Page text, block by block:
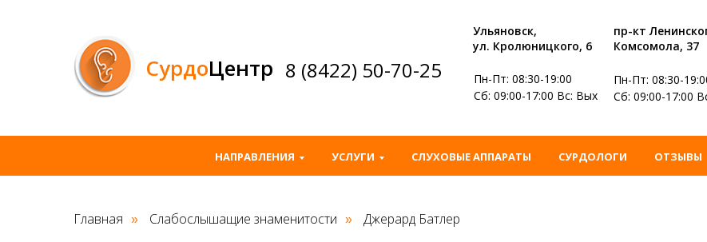
8 (8422) 50-70-25
СурдоЦентр
пр-кт
Комсомола, 37
Пн-Пт: 08:30-
Сб: 09:00-17:00
Ульяновск,
ул. Кролюницкого, 6
Пн-Пт: 08:30-19:00
Сб: 09:00-17:00 Вс: Вых
НАПРАВЛЕНИЯ УСЛУГИ СЛУХОВЫЕ АППАРАТЫ СУРДОЛОГИ ОТЗЫВЫ
Главная » Слабослышащие знаменитости » Джерард Батлер